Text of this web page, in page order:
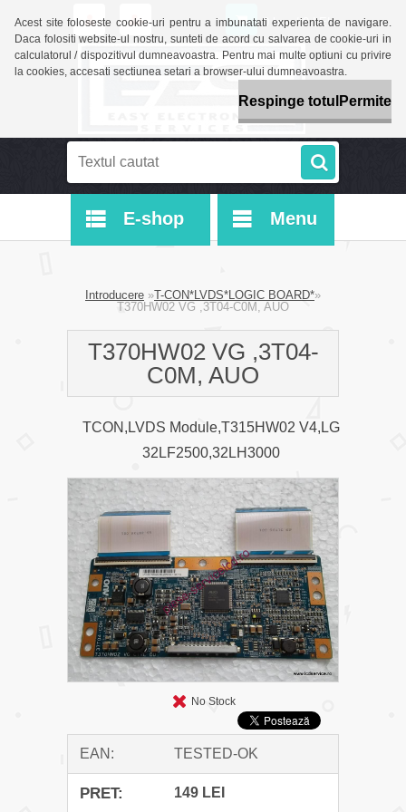
Acest site foloseste cookie-uri pentru a imbunatati experienta de navigare.
Daca folositi website-ul nostru, sunteti de acord cu salvarea de cookie-uri in
calculatorul / dispozitivul dumneavoastra. Pentru mai multe optiuni cu privire
la cookies, accesati sectiunea setari a browser-ului dumneavoastra.
Respinge totul Permite
0 buc / 0 LEI
E-shop Menu
Introducere »T-CON*LVDS*LOGIC BOARD*»
T370HW02 VG ,3T04-C0M, AUO
T370HW02 VG ,3T04-
C0M, AUO
TCON,LVDS Module,T315HW02 V4,LG
32LF2500,32LH3000
No Stock
EAN: TESTED-OK
PRET: 149 LEI